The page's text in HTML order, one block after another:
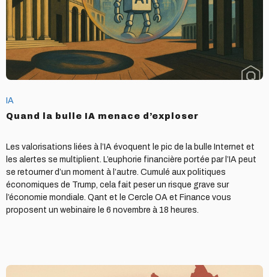
IA
Quand la bulle IA menace d’exploser
Les valorisations liées à l’IA évoquent le pic de la bulle Internet et
les alertes se multiplient. L’euphorie financière portée par l’IA peut
se retourner d’un moment à l’autre. Cumulé aux politiques
économiques de Trump, cela fait peser un risque grave sur
l’économie mondiale. Qant et le Cercle OA et Finance vous
proposent un webinaire le 6 novembre à 18 heures.
Pour